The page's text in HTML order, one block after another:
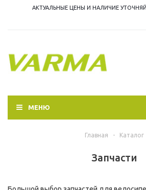
АКТУАЛЬНЫЕ ЦЕНЫ И НАЛИЧИЕ
МЕНЮ
Главная - Каталог
Запчасти